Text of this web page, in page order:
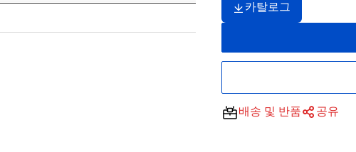
카탈로그
배송 및 반품 공유